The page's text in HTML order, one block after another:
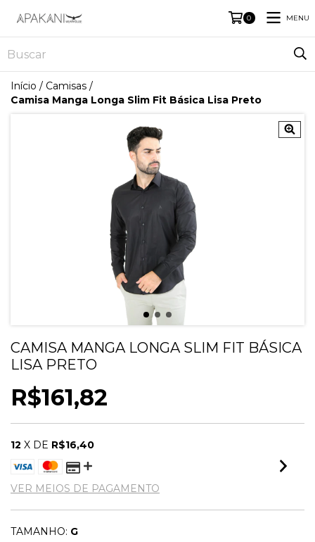
0 MENU
Início / Camisas /
Camisa Manga Longa Slim Fit Básica Lisa Preto
CAMISA MANGA LONGA SLIM FIT BÁSICA
LISA PRETO
R$161,82
12 X DE R$16,40
VER MEIOS DE PAGAMENTO
TAMANHO: G